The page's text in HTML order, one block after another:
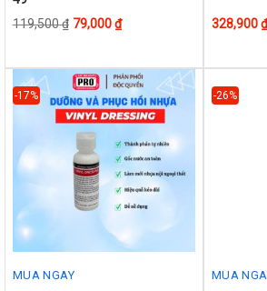
has
multiple
The
options
chosen
on
product
page
119,500₫ 79,000₫ 328,900₫
-17%
MUA NGAY
-26%
MUA